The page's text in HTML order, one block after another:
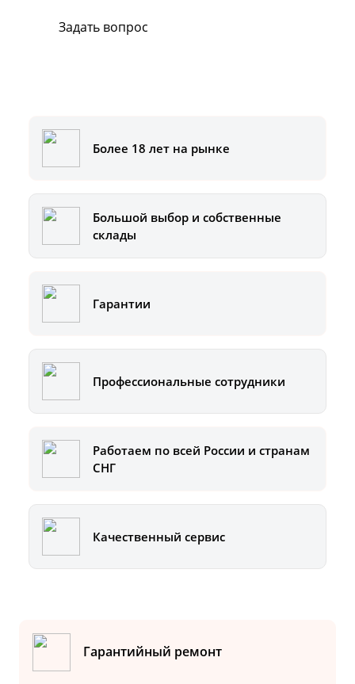
Задать вопрос
Более 18 лет на рынке
Большой выбор и собственные
склады
Гарантии
Профессиональные сотрудники
Работаем по всей России и странам
СНГ
Качественный сервис
Гарантийный ремонт